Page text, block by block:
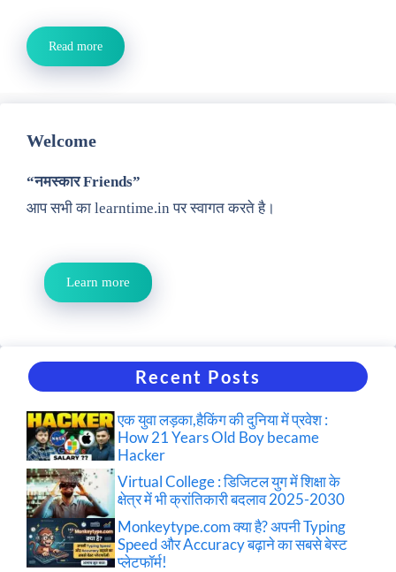
Read more
Welcome
“नमस्कार Friends”
आप सभी का learntime.in पर स्वागत करते है।
Learn more
Recent Posts
एक युवा लड़का,हैकिंग की दुनिया में प्रवेश :
How 21 Years Old Boy became
Hacker
Virtual College : डिजिटल युग में शिक्षा के
क्षेत्र में भी क्रांतिकारी बदलाव 2025-2030
Monkeytype.com क्या है? अपनी Typing
Speed और Accuracy बढ़ाने का सबसे बेस्ट
प्लेटफॉर्म!